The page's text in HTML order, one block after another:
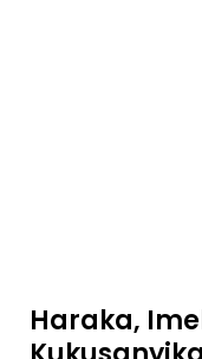
Haraka,